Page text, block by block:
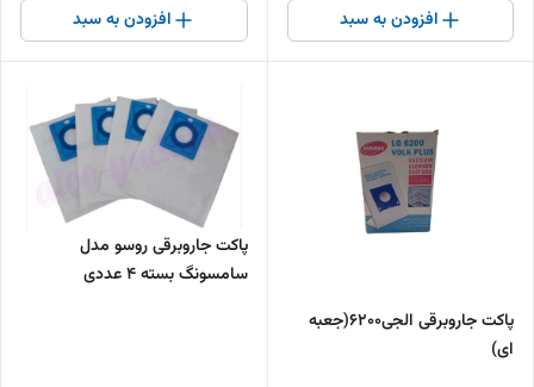
افزودن به سبد افزودن به سبد
پاکت جاروبرقی الجی6200(جعبه
ای)
پاکت جاروبرقی روسو مدل
سامسونگ بسته ۴ عددی